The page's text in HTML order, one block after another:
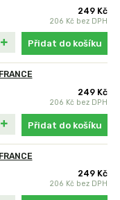
249 Kč
206 Kč bez DPH
Přidat do košíku
249 Kč
206 Kč bez DPH
Přidat do košíku
249 Kč
206 Kč bez DPH